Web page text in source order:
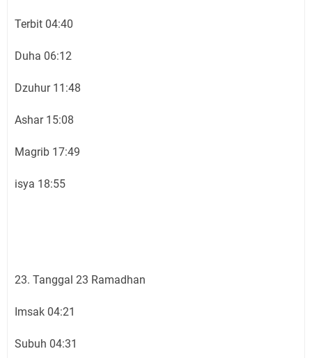
Terbit 04:40
Duha 06:12
Dzuhur 11:48
Ashar 15:08
Magrib 17:49
isya 18:55
23. Tanggal 23 Ramadhan
Imsak 04:21
Subuh 04:31